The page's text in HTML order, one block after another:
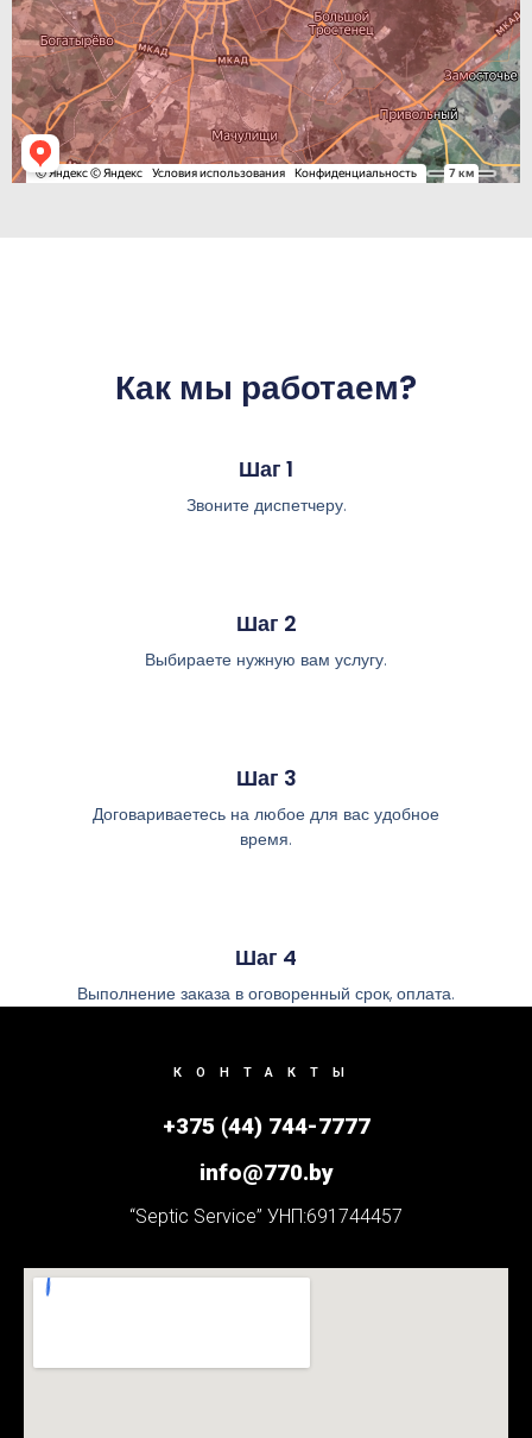
Как мы работаем?
Шаг 1
Звоните диспетчеру.
Шаг 2
Выбираете нужную вам услугу.
Шаг 3
Договариваетесь на любое для вас удобное
время.
Шаг 4
Выполнение заказа в оговоренный срок, оплата.
КОНТАКТЫ
+375 (44) 744-7777
info@770.by
“Septic Service” УНП:691744457